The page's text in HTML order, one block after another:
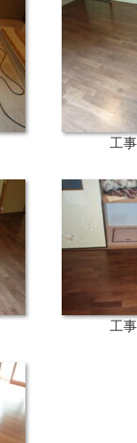
工
工